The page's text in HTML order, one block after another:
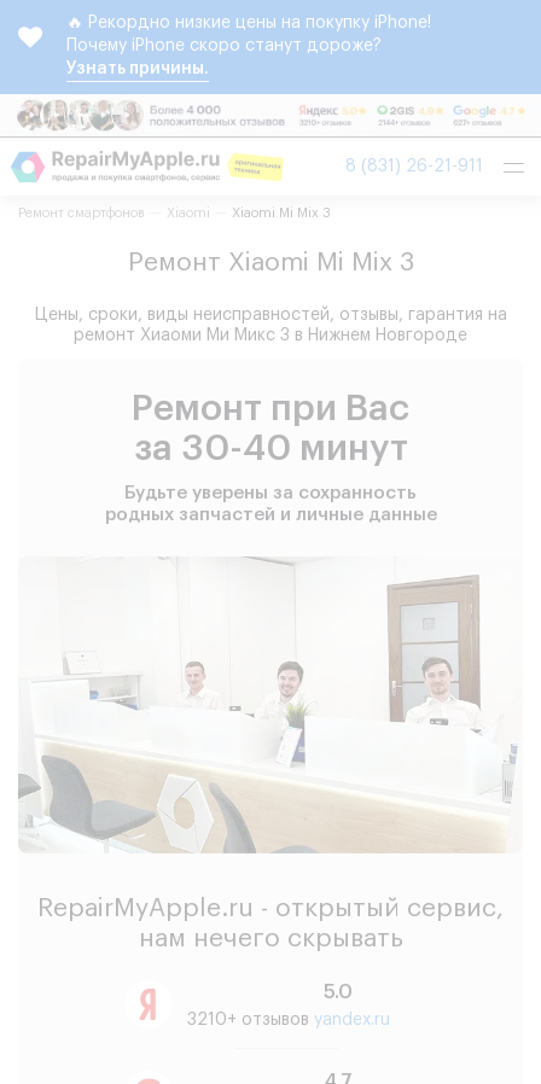
🔥 Рекордно низкие цены на покупку iPhone!
Почему iPhone скоро станут дороже?
Узнать причины.
8 (831) 26-21-911
Ремонт смартфонов Xiaomi Xiaomi Mi Mix 3
Ремонт Xiaomi Mi Mix 3
Цены, сроки, виды неисправностей, отзывы, гарантия на
ремонт Хиаоми Ми Микс 3 в Нижнем Новгороде
Ремонт при Вас
за 30-40 минут
Будьте уверены за сохранность
родных запчастей и личные данные
RepairMyApple.ru - открытый сервис,
нам нечего скрывать
5.0
3210+ отзывов yandex.ru